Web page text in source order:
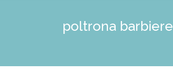
poltrona barbiere